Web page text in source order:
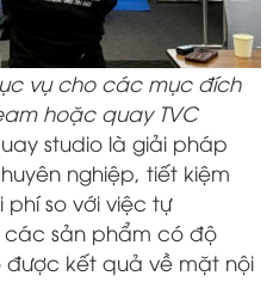
vụ cho các mục đích
hoặc quay TVC
studio là giải pháp
nghiệp, tiết kiệm
so với việc tự
sản phẩm có độ
kết quả về mặt nội